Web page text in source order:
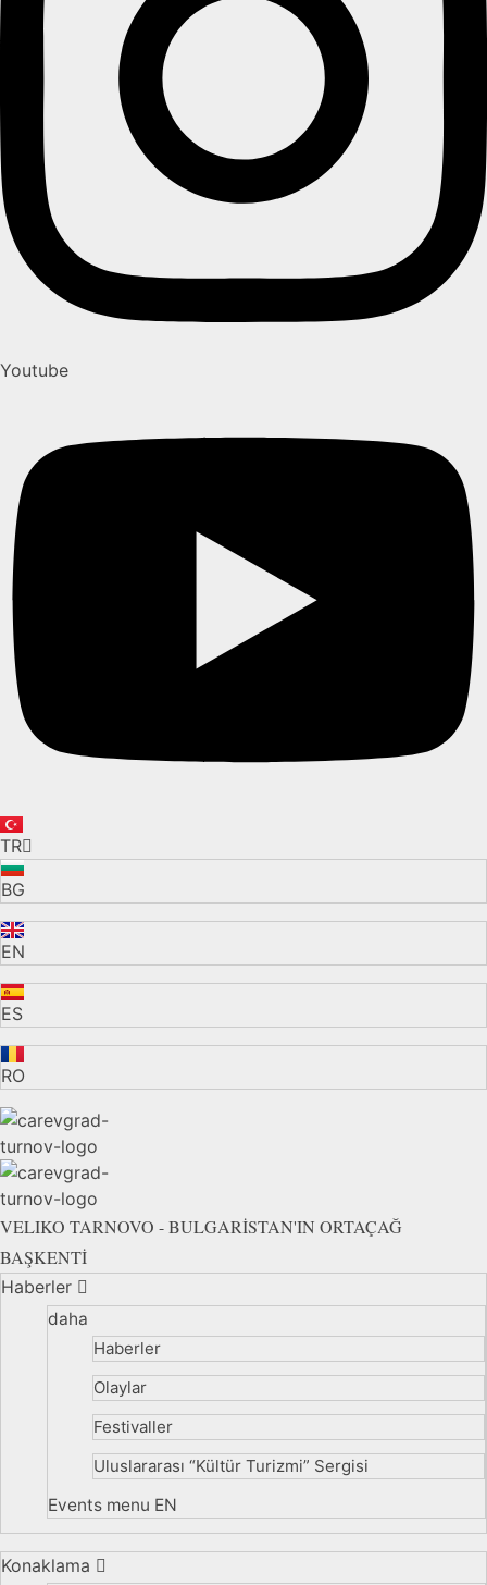
Youtube
TR
BG
EN
ES
RO
VELIKO TARNOVO - BULGARİSTAN'IN ORTAÇAĞ
BAŞKENTİ
Haberler
daha
Haberler
Olaylar
Festivaller
Uluslararası “Kültür Turizmi” Sergisi
Events menu EN
Konaklama